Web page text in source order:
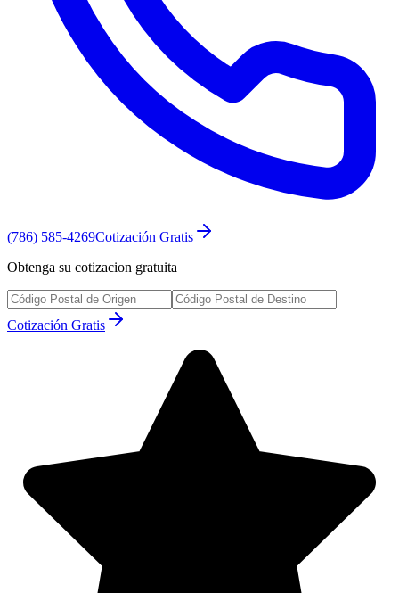
(786) 585-4269Cotización Gratis
Obtenga su cotizacion gratuita
Cotización Gratis